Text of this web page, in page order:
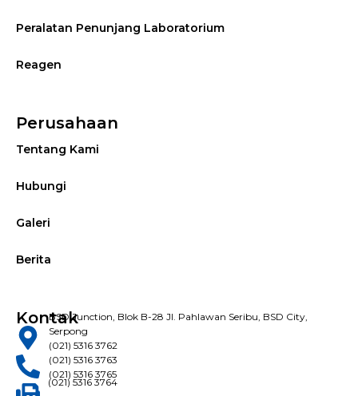
Peralatan Penunjang Laboratorium
Reagen
Perusahaan
Tentang Kami
Hubungi
Galeri
Berita
KontakBSD Junction, Blok B-28 Jl. Pahlawan Seribu, BSD City,
Serpong
(021) 5316 3762
(021) 5316 3763
(021) 5316 3765
(021) 5316 3764